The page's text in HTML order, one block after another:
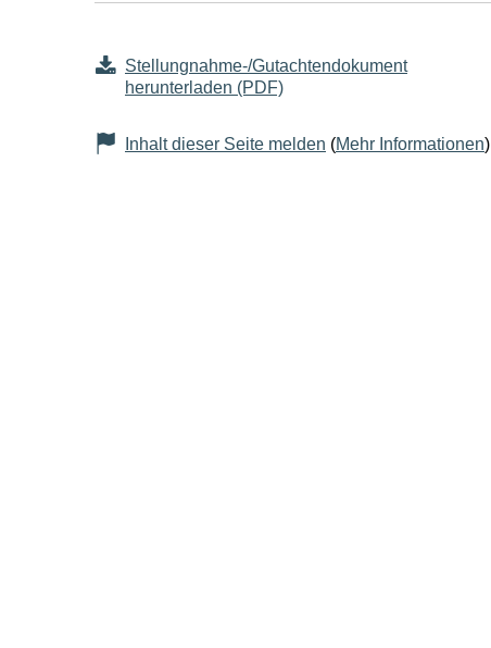
Stellungnahme-/Gutachtendokument
herunterladen (PDF)
Inhalt dieser Seite melden (Mehr Informationen)